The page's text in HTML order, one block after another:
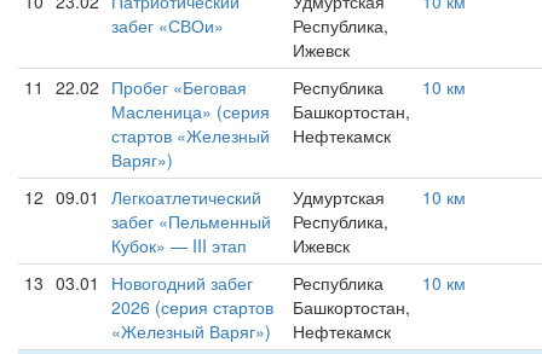
забег «СВОи»
Республика,
Ижевск
11 22.02 Пробег «Беговая
Масленица» (серия
стартов «Железный
Варяг»)
Республика
Башкортостан,
Нефтекамск
10 км
12 09.01
Легкоатлетический
забег «Пельменный
Кубок» — III этап
Удмуртская
Республика,
Ижевск
10 км
13 03.01
Новогодний забег
2026 (серия стартов
«Железный Варяг»)
Республика
Башкортостан,
Нефтекамск
10 км